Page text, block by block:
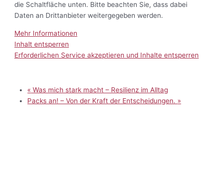
die Schaltfläche unten. Bitte beachten Sie, dass dabei
Daten an Drittanbieter weitergegeben werden.
Mehr Informationen
Inhalt entsperren
Erforderlichen Service akzeptieren und Inhalte entsperren
« Was mich stark macht – Resilienz im Alltag
Packs an! – Von der Kraft der Entscheidungen. »